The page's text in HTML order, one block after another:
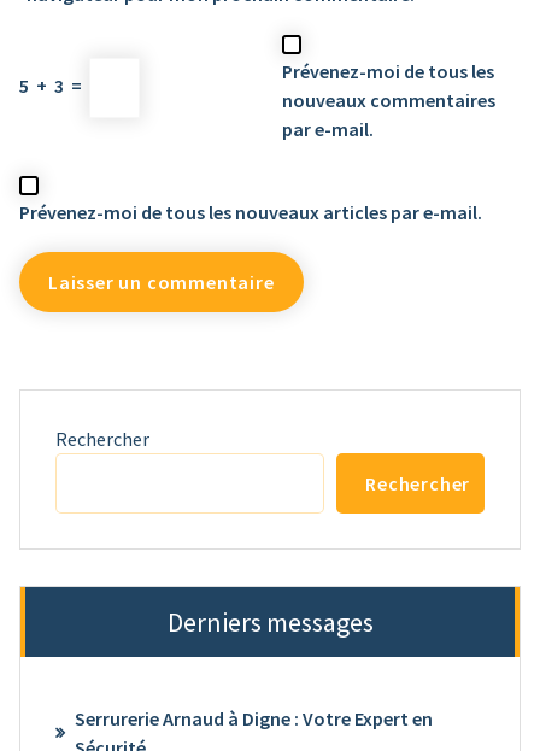
5 + 3 =
Prévenez-moi de tous les
nouveaux commentaires
par e-mail.
Prévenez-moi de tous les nouveaux articles par e-mail.
Rechercher
Rechercher
Derniers messages
Serrurerie Arnaud à Digne : Votre Expert en